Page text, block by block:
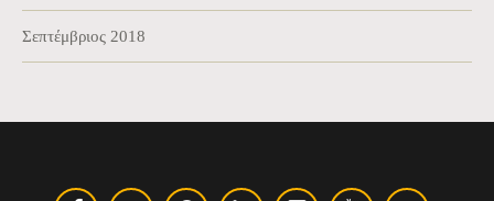
Σεπτέμβριος 2018